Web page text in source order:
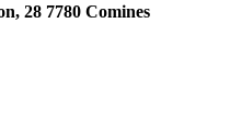
28 7780 Comines